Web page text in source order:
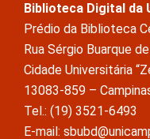
Biblioteca Digital da
Prédio da Biblioteca
Rua Sérgio Buarque
Cidade Universitária
13083-859 –
Tel.: (19) 3521-6493
E-mail: